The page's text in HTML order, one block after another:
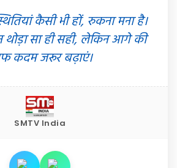
कैसी भी हों, रुकना मना है।
थोड़ा सा ही सही, लेकिन आगे की
कदम जरूर बढ़ाएं।
SMTV India